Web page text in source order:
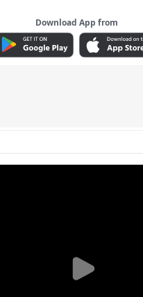
Download App from
ADVERTISEMENT